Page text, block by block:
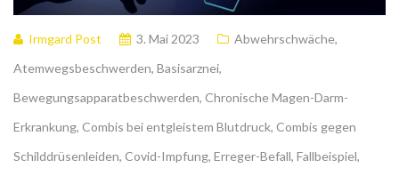
Irmgard Post 3. Mai 2023 Abwehrschwäche,
Atemwegsbeschwerden, Basisarznei,
Bewegungsapparatbeschwerden, Chronische Magen-Darm-
Erkrankung, Combis bei entgleistem Blutdruck, Combis gegen
Schilddrüsenleiden, Covid-Impfung, Erreger-Befall, Fallbeispiel,